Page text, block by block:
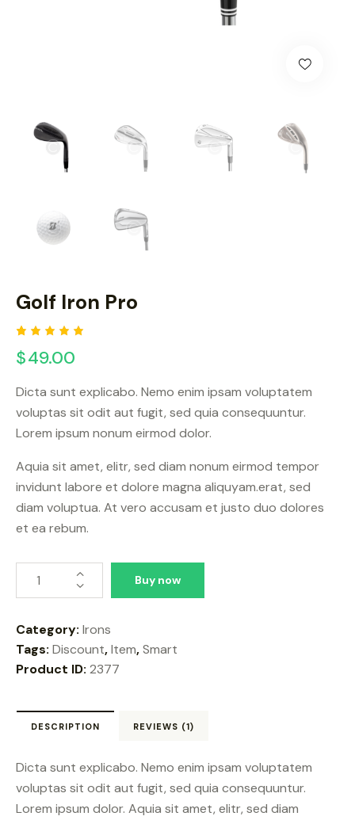
Golf Iron Pro
5.00out
on
r rating
$49.00
Dicta sunt explicabo. Nemo enim ipsam voluptatem
voluptas sit odit aut fugit, sed quia consequuntur.
Lorem ipsum nonum eirmod dolor.
Aquia sit amet, elitr, sed diam nonum eirmod tempor
invidunt labore et dolore magna aliquyam.erat, sed
diam voluptua. At vero accusam et justo duo dolores
et ea rebum.
Buy now
Category: Irons
Tags: Discount,Item,Smart
Product ID: 2377
DESCRIPTION REVIEWS (1)
Dicta sunt explicabo. Nemo enim ipsam voluptatem
voluptas sit odit aut fugit, sed quia consequuntur.
Lorem ipsum dolor. Aquia sit amet, elitr, sed diam